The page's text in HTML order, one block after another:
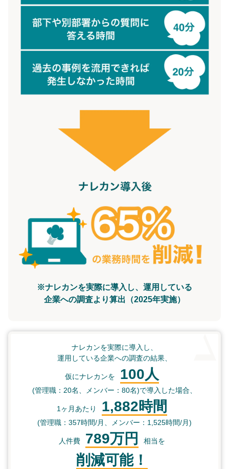
※ナレカンを実際に導入し、運用している
企業への調査より算出（2025年実施）
ナレカンを実際に導入し、
運用している企業への調査の結果、
仮にナレカンを 100人
(管理職：20名、メンバー：80名)で導入した場合、
1ヶ月あたり 1,882時間
(管理職：357時間/月、メンバー：1,525時間/月)
人件費 789万円 相当を
削減可能！